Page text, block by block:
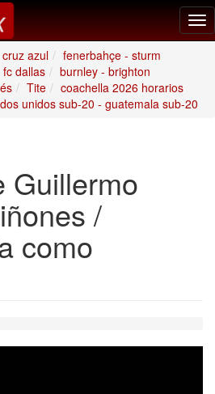
azul
fenerbahçe - sturm
dallas
burnley - brighton
Tite
coachella 2026 horarios
unidos sub-20 - guatemala sub-20
Guillermo
/
como